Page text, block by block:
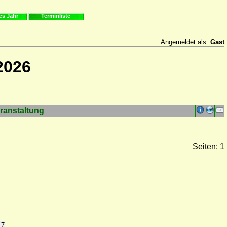
Jahr Terminliste
Angemeldet als: Gast
Seiten: 1